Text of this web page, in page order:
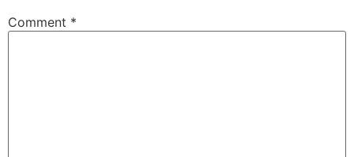
Comment *